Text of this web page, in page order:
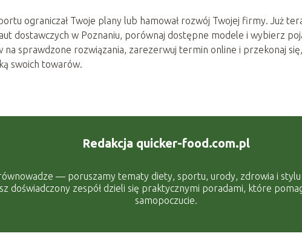
ograniczał Twoje plany lub hamował rozwój Twojej firmy. Już
dostawczych w Poznaniu, porównaj dostępne modele i wybierz
sprawdzone rozwiązania, zarezerwuj termin online i przekonaj
swoich towarów.
Redakcja quicker-food.com.pl
— poruszamy tematy diety, sportu, urody, zdrowia i stylu
doświadczony zespół dzieli się praktycznymi poradami, które
samopoczucie.